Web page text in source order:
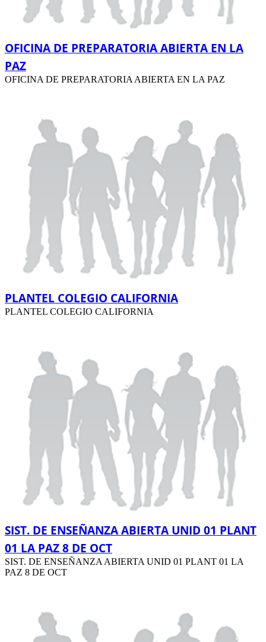
OFICINA DE PREPARATORIA ABIERTA EN LA
PAZ
OFICINA DE PREPARATORIA ABIERTA EN LA PAZ
PLANTEL COLEGIO CALIFORNIA
PLANTEL COLEGIO CALIFORNIA
SIST. DE ENSEÑANZA ABIERTA UNID 01 PLANT
01 LA PAZ 8 DE OCT
SIST. DE ENSEÑANZA ABIERTA UNID 01 PLANT 01 LA
PAZ 8 DE OCT